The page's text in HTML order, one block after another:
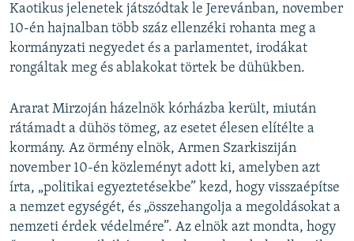
Kaotikus jelenetek játszódtak le Jerevánban, november
10-én hajnalban több száz ellenzéki rohanta meg a
kormányzati negyedet és a parlamentet, irodákat
rongáltak meg és ablakokat törtek be dühükben.
Ararat Mirzoján házelnök kórházba került, miután
rátámadt a dühös tömeg, az esetet élesen elítélte a
kormány. Az örmény elnök, Armen Szarkisziján
november 10-én közleményt adott ki, amelyben azt
írta, „politikai egyeztetésekbe” kezd, hogy visszaépítse
a nemzet egységét, és „összehangolja a megoldásokat a
nemzeti érdek védelmére”. Az elnök azt mondta, hogy